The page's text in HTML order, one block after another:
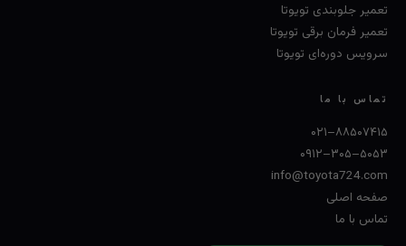
تعمیر جلوبندی تویوتا
تعمیر فرمان برقی تویوتا
سرویس دوره‌ای تویوتا
تماس با ما
۰۲۱–۸۸۵۰۷۴۱۵
۰۹۱۲–۳۰۵–۵۰۵۳
info@toyota724.com
صفحه اصلی
تماس با ما